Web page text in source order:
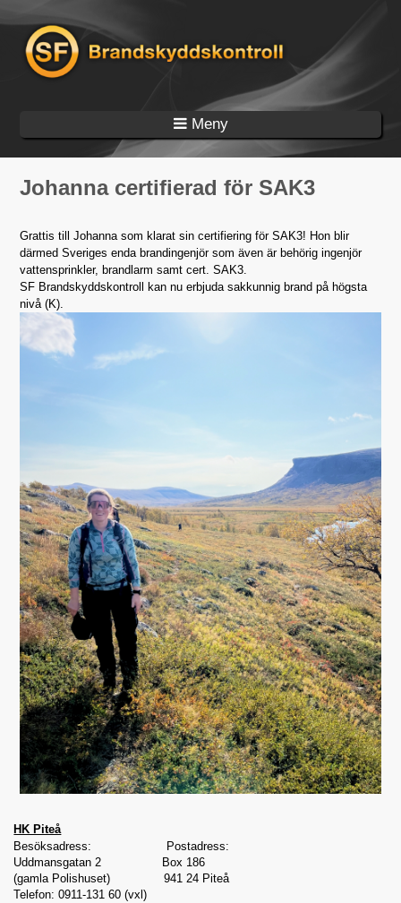
Johanna certifierad för SAK3
Grattis till Johanna som klarat sin certifiering för SAK3! Hon blir
därmed Sveriges enda brandingenjör som även är behörig ingenjör
vattensprinkler, brandlarm samt cert. SAK3.
SF Brandskyddskontroll kan nu erbjuda sakkunnig brand på högsta
nivå (K).
HK Piteå
Besöksadress: Postadress:
Uddmansgatan 2 Box 186
(gamla Polishuset) 941 24 Piteå
Telefon: 0911-131 60 (vxl)